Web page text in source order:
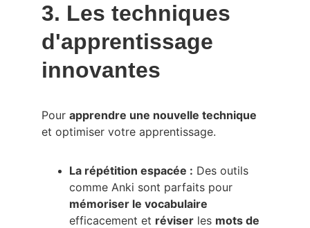
3. Les techniques
d'apprentissage
innovantes
Pour apprendre une nouvelle technique
et optimiser votre apprentissage.
La répétition espacée : Des outils
comme Anki sont parfaits pour
mémoriser le vocabulaire
efficacement et réviser les mots de